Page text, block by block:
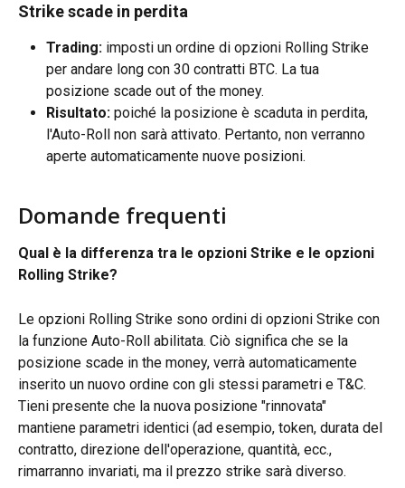
Strike scade in perdita
Trading: imposti un ordine di opzioni Rolling Strike
per andare long con 30 contratti BTC. La tua
posizione scade out of the money.
Risultato: poiché la posizione è scaduta in perdita,
l'Auto-Roll non sarà attivato. Pertanto, non verranno
aperte automaticamente nuove posizioni.
Domande frequenti
Qual è la differenza tra le opzioni Strike e le opzioni
Rolling Strike?
Le opzioni Rolling Strike sono ordini di opzioni Strike con
la funzione Auto-Roll abilitata. Ciò significa che se la
posizione scade in the money, verrà automaticamente
inserito un nuovo ordine con gli stessi parametri e T&C.
Tieni presente che la nuova posizione "rinnovata"
mantiene parametri identici (ad esempio, token, durata del
contratto, direzione dell'operazione, quantità, ecc.,
rimarranno invariati, ma il prezzo strike sarà diverso.